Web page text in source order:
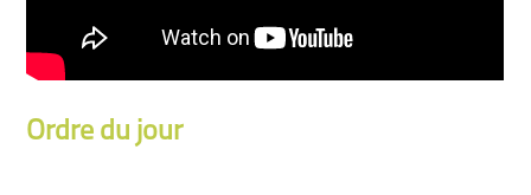
Ordre du jour